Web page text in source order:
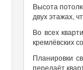
Высота
двух этажах,
Во всех
кремлёвских
Планировки
передаёт